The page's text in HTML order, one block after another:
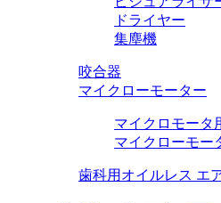
ドライヤー
集塵機
咬合器
マイクローモーター
マイクロモータ
マイクローモー
歯科用オイルレス エ